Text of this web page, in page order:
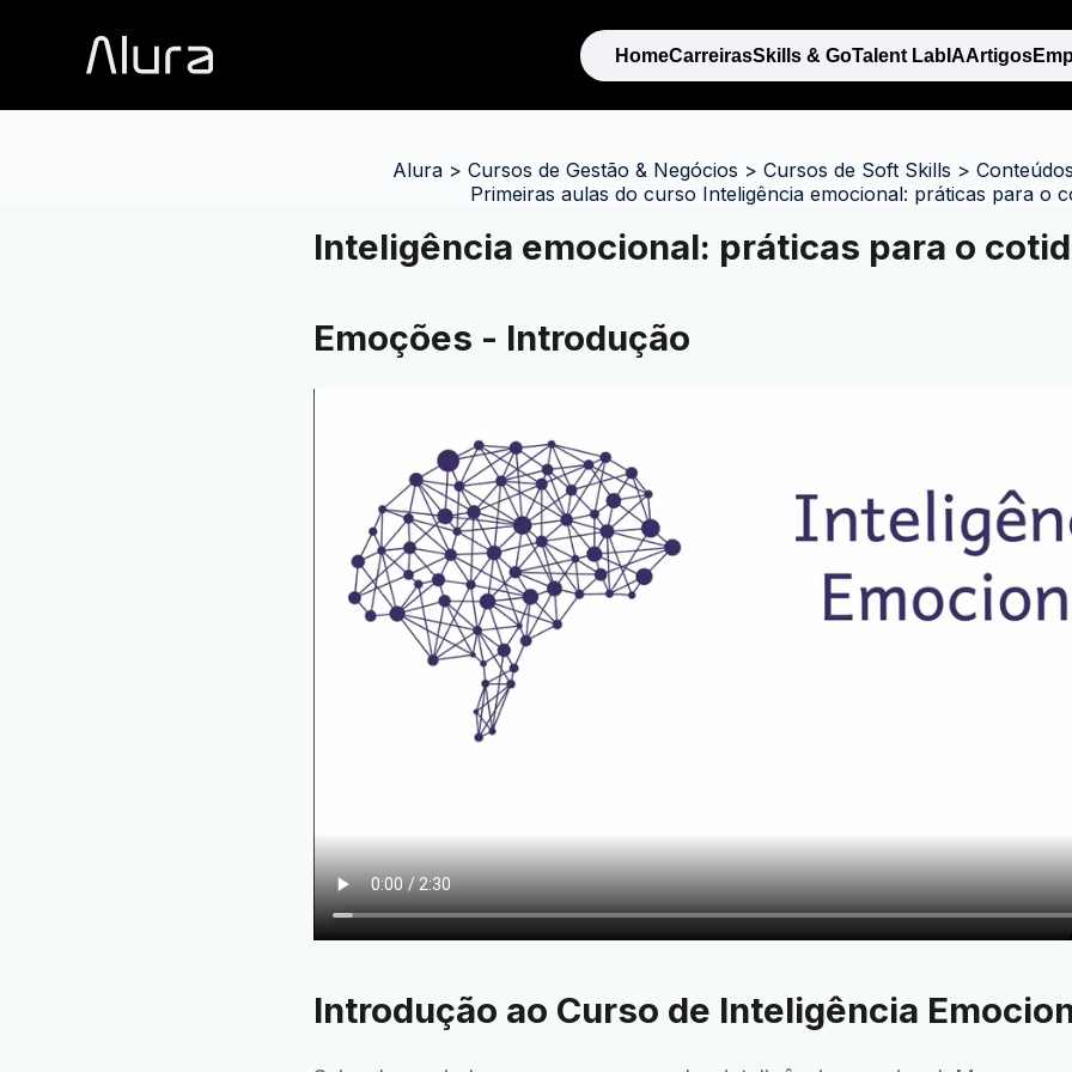
HomeCarreirasSkills & GoTalent Lab IAArtigos
Alura> Cursos de Gestão & Negócios > Cursos de Soft Skills >
Primeiras aulas do curso Inteligência emocional: práticas para o
Inteligência emocional: práticas para o
Emoções - Introdução
Introdução ao Curso de Inteligência